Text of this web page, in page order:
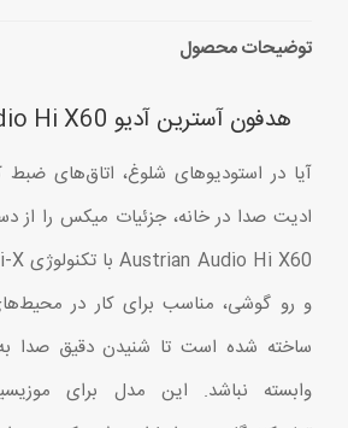
توضیحات محصول
هدفون آسترین آدیو Austrian Audio Hi X60
آیا در استودیوهای شلوغ، اتاق‌های
ادیت صدا در خانه، جزئیات میکس را
و رو گوشی، مناسب برای کار در
ساخته شده است تا شنیدن دقیق صدا به
وابسته نباشد. این مدل برای